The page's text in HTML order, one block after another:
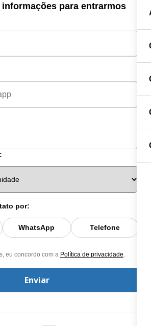
informações para entrarmos
por:
WhatsApp Telefone
eu concordo com a Política de privacidade
Enviar